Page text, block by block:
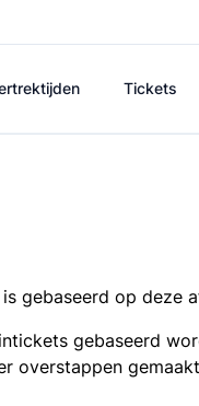
Tickets
gebaseerd op deze
gebaseerd
overstappen